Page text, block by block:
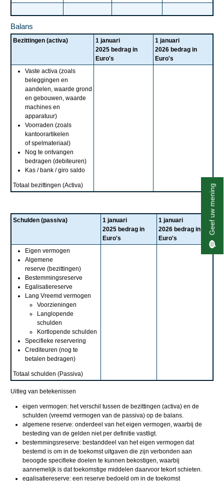
Balans
Bezittingen (activa)
1 januari
2025 bedrag in
Euro's
1 januari
2026 bedrag in
Euro's
Vaste activa (zoals
beleggingen en
aandelen, waarde grond
en gebouwen, waarde
machines en
apparatuur)
Voorraden (zoals
kantoorartikelen
of spelmateriaal)
Nog te ontvangen
bedragen (debiteuren)
Kas / bank / giro saldo
Totaal bezittingen (Activa)
Schulden (passiva)
1 januari
2025 bedrag in
Euro's
1 januari
2026 bedrag in
Euro's
Eigen vermogen
Algemene
reserve (bezittingen)
Bestemmingsreserve
Egalisatiereserve
Lang Vreemd vermogen
Voorzieningen
Langlopende
schulden
Kortlopende schulden
Specifieke reservering
Crediteuren (nog te
betalen bedragen)
Totaal schulden (Passiva)
Uitleg van betekenissen
eigen vermogen: het verschil tussen de bezittingen (activa) en de
schulden (vreemd vermogen van de passiva) op de balans.
algemene reserve: onderdeel van het eigen vermogen, waarbij de
besteding van de gelden niet per definitie vastligt.
bestemmingsreserve: bestanddeel van het eigen vermogen dat
bestemd is om in de toekomst uitgaven die zijn verbonden aan
beoogde specifieke doelen te kunnen bekostigen, waarbij
aannemelijk is dat toekomstige middelen daarvoor tekort schieten.
egalisatiereserve: een reserve bedoeld om in de toekomst
Geef uw mening